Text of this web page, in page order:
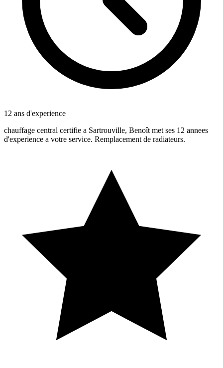
12 ans d'experience
chauffage central certifie a Sartrouville, Benoît met ses 12 annees
d'experience a votre service. Remplacement de radiateurs.